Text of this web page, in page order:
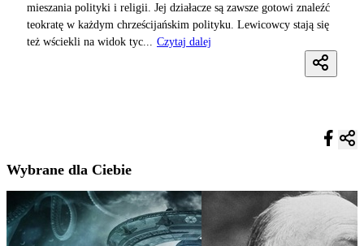
mieszania polityki i religii. Jej działacze są zawsze gotowi znaleźć
teokratę w każdym chrześcijańskim polityku. Lewicowcy stają się
też wściekli na widok tyc...
Czytaj dalej
Wybrane dla Ciebie